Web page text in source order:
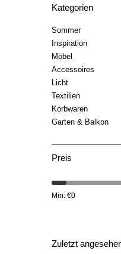
Kategorien
Sommer
Inspiration
Möbel
Accessoires
Licht
Textilien
Korbwaren
Garten & Balkon
Preis
Min: €0
Zuletzt